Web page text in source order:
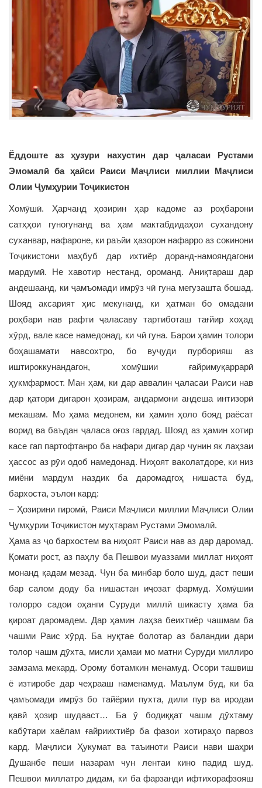
Ёддоште аз ҳузури нахустин дар ҷаласаи Рустами
Эмомалӣ ба ҳайси Раиси Маҷлиси миллии Маҷлиси
Олии Ҷумҳурии Тоҷикистон
Хомӯшӣ. Ҳарчанд ҳозирин ҳар кадоме аз роҳбарони
сатҳҳои гуногунанд ва ҳам мактабдидаҳои сухандону
суханвар, нафароне, ки раъйи ҳазорон нафарро аз сокинони
Тоҷикистони маҳбуб дар ихтиёр доранд-намояндагони
мардумӣ. Не хавотир нестанд, ороманд. Аниқтараш дар
андешаанд, ки ҷамъомади имрӯз чӣ гуна мегузашта бошад.
Шояд аксарият ҳис мекунанд, ки ҳатман бо омадани
роҳбари нав рафти ҷаласаву тартиботаш тағйир хоҳад
хӯрд, вале касе намедонад, ки чӣ гуна. Барои ҳамин толори
боҳашамати навсохтро, бо вуҷуди пурборияш аз
иштироккунандагон, хомӯшии ғайримуқаррарӣ
ҳукмфармост. Ман ҳам, ки дар аввалин ҷаласаи Раиси нав
дар қатори дигарон ҳозирам, андармони андеша интизорӣ
мекашам. Мо ҳама медонем, ки ҳамин ҳоло бояд раёсат
ворид ва баъдан ҷаласа оғоз гардад. Шояд аз ҳамин хотир
касе гап партофтанро ба нафари дигар дар чунин як лаҳзаи
ҳассос аз рӯи одоб намедонад. Ниҳоят ваколатдоре, ки низ
миёни мардум наздик ба даромадгоҳ нишаста буд,
бархоста, эълон кард:
– Ҳозирини гиромӣ, Раиси Маҷлиси миллии Маҷлиси Олии
Ҷумҳурии Тоҷикистон муҳтарам Рустами Эмомалӣ.
Ҳама аз ҷо бархостем ва ниҳоят Раиси нав аз дар даромад.
Қомати рост, аз паҳлу ба Пешвои муаззами миллат ниҳоят
монанд қадам мезад. Чун ба минбар боло шуд, даст пеши
бар салом доду ба нишастан иҷозат фармуд. Хомӯшии
толорро садои оҳанги Суруди миллӣ шикасту ҳама ба
қироат даромадем. Дар ҳамин лаҳза беихтиёр чашмам ба
чашми Раис хӯрд. Ба нуқтае болотар аз баландии дари
толор чашм дӯхта, мисли ҳамаи мо матни Суруди миллиро
замзама мекард. Орому ботамкин менамуд. Осори ташвиш
ё изтиробе дар чеҳрааш наменамуд. Маълум буд, ки ба
ҷамъомади имрӯз бо тайёрии пухта, дили пур ва иродаи
қавӣ ҳозир шудааст… Ба ӯ бодиққат чашм дӯхтаму
кабӯтари хаёлам ғайриихтиёр ба фазои хотираҳо парвоз
кард. Маҷлиси Ҳукумат ва таъиноти Раиси нави шаҳри
Душанбе пеши назарам чун лентаи кино падид шуд.
Пешвои миллатро дидам, ки ба фарзанди ифтихорафзояш